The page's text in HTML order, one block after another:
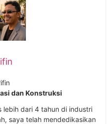
dan Konstruksi
lebih dari 4 tahun di industri
saya telah mendedikasikan